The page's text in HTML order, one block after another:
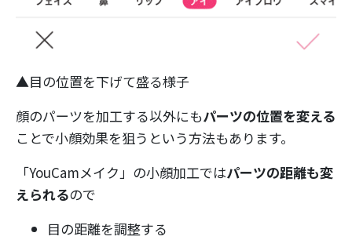
▲目の位置を下げて盛る様子
顔のパーツを加工する以外にもパーツの位置を変える
ことで小顔効果を狙うという方法もあります。
「YouCamメイク」の小顔加工ではパーツの距離も変
えられるので
目の距離を調整する